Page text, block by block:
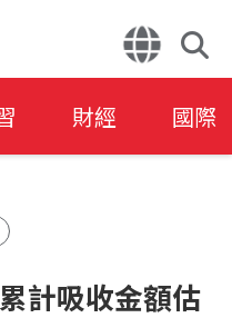
財經 國際
計吸收金額估